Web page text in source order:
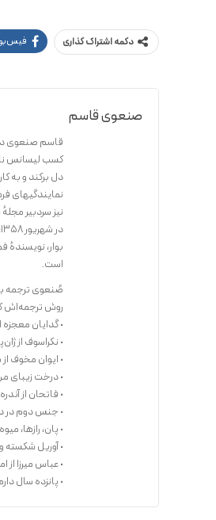
دکمه اشتراک گذاری
صنعوی قاسم
کسب لیسانس
دل برکند و به
نمایندگیهای
نیز سردبیر
بوار، نویسندهٔ
است.
صُنعوی ترجمه
روش ترجمه‌اش
• گدایان معجزه
• نکراسوف از
• ایوان مخوف
• درخت زیبای
• فاتحان از
• جنس دوم در
• پان، رازها،
• آوریل شکسته
• عباس میرزا از
• پانزده سال